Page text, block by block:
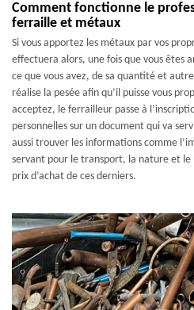
Comment fonctionne le
ferraille et métaux
Si vous apportez les métaux par vos
effectuera alors, une fois que vous êtes
ce que vous avez, de sa quantité et
réalise la pesée afin qu’il puisse vous
acceptez, le ferrailleur passe à
personnelles sur un document qui va
aussi trouver les informations comme
servant pour le transport, la nature et le
prix d’achat de ces derniers.